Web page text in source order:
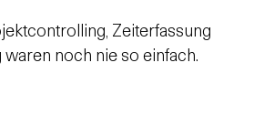
Zeiterfassung
noch nie so einfach.